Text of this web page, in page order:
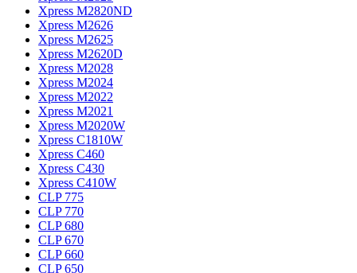
Xpress M2820ND
Xpress M2626
Xpress M2625
Xpress M2620D
Xpress M2028
Xpress M2024
Xpress M2022
Xpress M2021
Xpress M2020W
Xpress C1810W
Xpress C460
Xpress C430
Xpress C410W
CLP 775
CLP 770
CLP 680
CLP 670
CLP 660
CLP 650